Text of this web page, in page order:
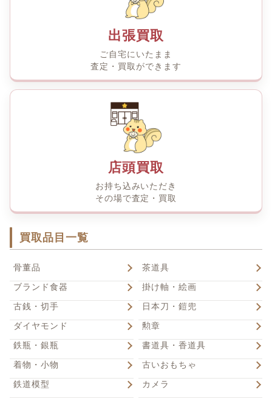
出張買取
ご自宅にいたまま
査定・買取ができます
店頭買取
お持ち込みいただき
その場で査定・買取
買取品目一覧
骨董品
茶道具
ブランド食器
掛け軸・絵画
古銭・切手
日本刀・鎧兜
ダイヤモンド
勲章
鉄瓶・銀瓶
書道具・香道具
着物・小物
古いおもちゃ
鉄道模型
カメラ